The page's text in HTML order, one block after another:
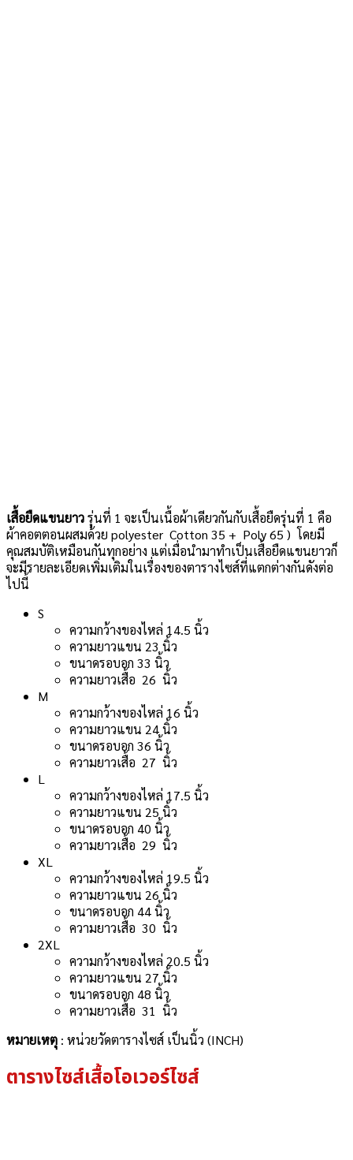
เสื้อยืดแขนยาวรุ่นที่ 1 จะเป็นเนื้อผ้าเดียวกันกับเสื้อยืดรุ่นที่ 1 คือ
ผ้าคอตตอนผสมด้วย polyester Cotton 35 + Poly 65 ) โดยมี
คุณสมบัติเหมือนกันทุกอย่าง แต่เมื่อนำมาทำเป็นเสื้อยืดแขนยาวก็
จะมีรายละเอียดเพิ่มเติมในเรื่องของตารางไซส์ที่แตกต่างกันดังต่อ
ไปนี้
S
ความกว้างของไหล่ 14.5 นิ้ว
ความยาวแขน 23 นิ้ว
ขนาดรอบอก 33 นิ้ว
ความยาวเสื้อ 26 นิ้ว
M
ความกว้างของไหล่ 16 นิ้ว
ความยาวแขน 24 นิ้ว
ขนาดรอบอก 36 นิ้ว
ความยาวเสื้อ 27 นิ้ว
L
ความกว้างของไหล่ 17.5 นิ้ว
ความยาวแขน 25 นิ้ว
ขนาดรอบอก 40 นิ้ว
ความยาวเสื้อ 29 นิ้ว
XL
ความกว้างของไหล่ 19.5 นิ้ว
ความยาวแขน 26 นิ้ว
ขนาดรอบอก 44 นิ้ว
ความยาวเสื้อ 30 นิ้ว
2XL
ความกว้างของไหล่ 20.5 นิ้ว
ความยาวแขน 27 นิ้ว
ขนาดรอบอก 48 นิ้ว
ความยาวเสื้อ 31 นิ้ว
หมายเหตุ : หน่วยวัดตารางไซส์ เป็นนิ้ว (INCH)
ตารางไซส์เสื้อโอเวอร์ไซส์